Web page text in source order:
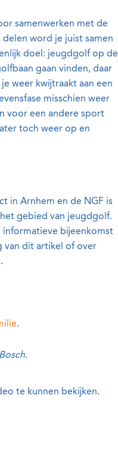
samenwerken met de
word je juist samen
doel: jeugdgolf op de
gaan vinden, daar
weer kwijtraakt aan een
misschien weer
voor een andere sport
toch weer op en
in Arnhem en de NGF is
gebied van jeugdgolf.
informatieve bijeenkomst
van dit artikel of over
.
te kunnen bekijken.